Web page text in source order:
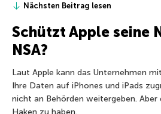
Nächsten Beitrag lesen
Schützt Apple seine
NSA?
Laut Apple kann das Unternehmen
Ihre Daten auf iPhones und iPads
nicht an Behörden weitergeben. Aber
Haken zu haben.